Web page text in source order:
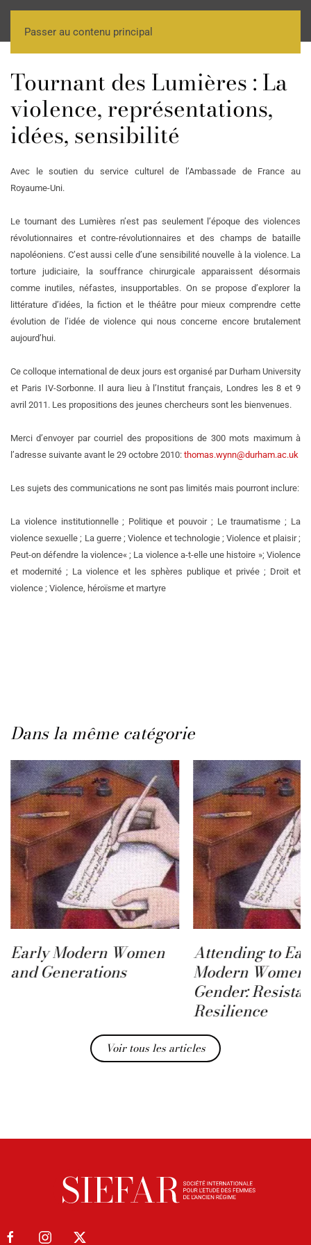
Passer au contenu principal
Tournant des Lumières : La
violence, représentations,
idées, sensibilité
Avec le soutien du service culturel de l’Ambassade de France au
Royaume-Uni.
Le tournant des Lumières n’est pas seulement l’époque des violences
révolutionnaires et contre-révolutionnaires et des champs de bataille
napoléoniens. C’est aussi celle d’une sensibilité nouvelle à la violence. La
torture judiciaire, la souffrance chirurgicale apparaissent désormais
comme inutiles, néfastes, insupportables. On se propose d’explorer la
littérature d’idées, la fiction et le théâtre pour mieux comprendre cette
évolution de l’idée de violence qui nous concerne encore brutalement
aujourd’hui.
Ce colloque international de deux jours est organisé par Durham University
et Paris IV-Sorbonne. Il aura lieu à l’Institut français, Londres les 8 et 9
avril 2011. Les propositions des jeunes chercheurs sont les bienvenues.
Merci d’envoyer par courriel des propositions de 300 mots maximum à
l’adresse suivante avant le 29 octobre 2010: thomas.wynn@durham.ac.uk
Les sujets des communications ne sont pas limités mais pourront inclure:
La violence institutionnelle ; Politique et pouvoir ; Le traumatisme ; La
violence sexuelle ; La guerre ; Violence et technologie ; Violence et plaisir ;
Peut-on défendre la violence« ; La violence a-t-elle une histoire »; Violence
et modernité ; La violence et les sphères publique et privée ; Droit et
violence ; Violence, héroïsme et martyre
Dans la même catégorie
Early Modern Women
and Generations
Attending to
Modern Women
Gender:
Resilience
Voir tous les articles